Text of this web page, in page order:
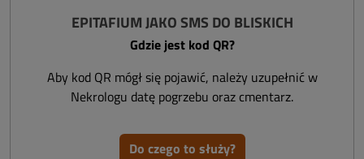
EPITAFIUM JAKO SMS DO BLISKICH
Gdzie jest kod QR?
Aby kod QR mógł się pojawić, należy uzupełnić w
Nekrologu datę pogrzebu oraz cmentarz.
Do czego to służy?